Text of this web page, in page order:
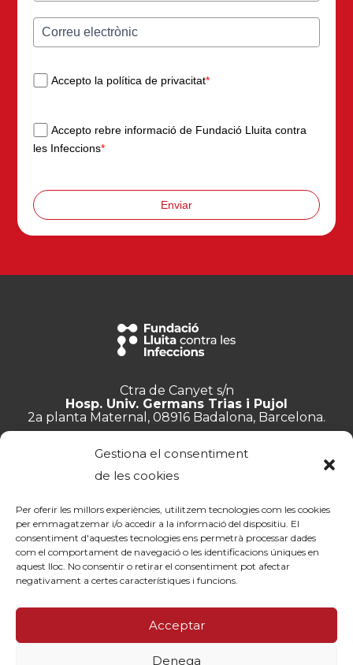
Gestiona el consentiment
de les cookies
Per oferir les millors experiències, utilitzem tecnologies com les cookies
per emmagatzemar i/o accedir a la informació del dispositiu. El
consentiment d'aquestes tecnologies ens permetrà processar dades
com el comportament de navegació o les identificacions úniques en
aquest lloc. No consentir o retirar el consentiment pot afectar
negativament a certes característiques i funcions.
Acceptar
Denega
Accepto la política de privacitat*
Accepto rebre informació de Fundació Lluita contra
les Infeccions*
Enviar
Ctra de Canyet s/n
Hosp. Univ. Germans Trias i Pujol
2a planta Maternal, 08916 Badalona, Barcelona.
Treballa amb nosaltres
Transparència
Canal de denúncies
Contacte